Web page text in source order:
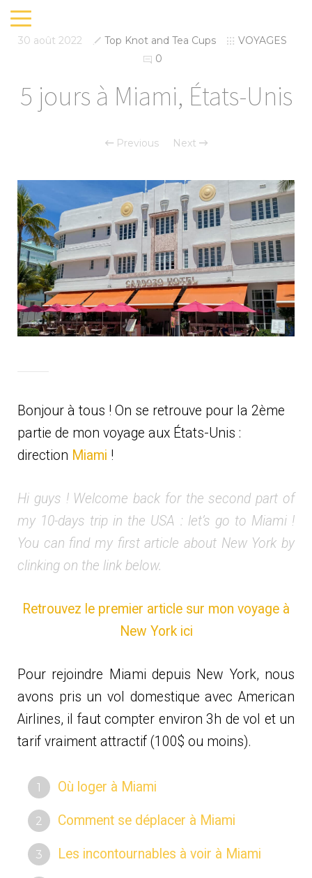
30 août 2022 Top Knot and Tea Cups
VOYAGES
0
5 jours à Miami, États-Unis
Previous Next
Bonjour à tous ! On se retrouve pour la 2ème
partie de mon voyage aux États-Unis :
direction Miami !
Hi guys ! Welcome back for the second part of
my 10-days trip in the USA : let’s go to Miami !
You can find my first article about New York by
clinking on the link below.
Retrouvez le premier article sur mon voyage à
New York ici
Pour rejoindre Miami depuis New York, nous
avons pris un vol domestique avec American
Airlines, il faut compter environ 3h de vol et un
tarif vraiment attractif (100$ ou moins).
Où loger à Miami
Comment se déplacer à Miami
Les incontournables à voir à Miami